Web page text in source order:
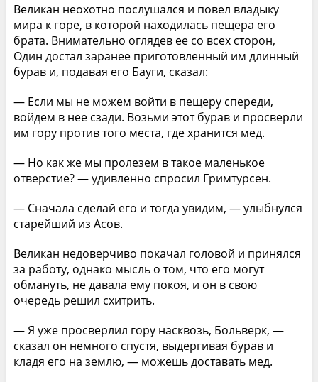
Великан неохотно послушался и повел владыку
мира к горе, в которой находилась пещера его
брата. Внимательно оглядев ее со всех сторон,
Один достал заранее приготовленный им длинный
бурав и, подавая его Бауги, сказал:
— Если мы не можем войти в пещеру спереди,
войдем в нее сзади. Возьми этот бурав и просверли
им гору против того места, где хранится мед.
— Но как же мы пролезем в такое маленькое
отверстие? — удивленно спросил Гримтурсен.
— Сначала сделай его и тогда увидим, — улыбнулся
старейший из Асов.
Великан недоверчиво покачал головой и принялся
за работу, однако мысль о том, что его могут
обмануть, не давала ему покоя, и он в свою
очередь решил схитрить.
— Я уже просверлил гору насквозь, Больверк, —
сказал он немного спустя, выдергивая бурав и
кладя его на землю, — можешь доставать мед.